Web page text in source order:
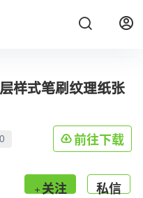
样式笔刷纹理纸张
0 前往下载
关注 私信